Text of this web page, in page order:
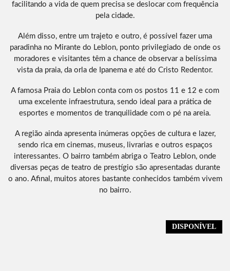
facilitando a vida de quem precisa se deslocar com frequência
pela cidade.
Além disso, entre um trajeto e outro, é possível fazer uma
paradinha no Mirante do Leblon, ponto privilegiado de onde os
moradores e visitantes têm a chance de observar a belíssima
vista da praia, da orla de Ipanema e até do Cristo Redentor.
A famosa Praia do Leblon conta com os postos 11 e 12 e com
uma excelente infraestrutura, sendo ideal para a prática de
esportes e momentos de tranquilidade com o pé na areia.
A região ainda apresenta inúmeras opções de cultura e lazer,
sendo rica em cinemas, museus, livrarias e outros espaços
interessantes. O bairro também abriga o Teatro Leblon, onde
diversas peças de teatro de prestígio são apresentadas durante
o ano. Afinal, muitos atores bastante conhecidos também vivem
no bairro.
DISPONÍVEL